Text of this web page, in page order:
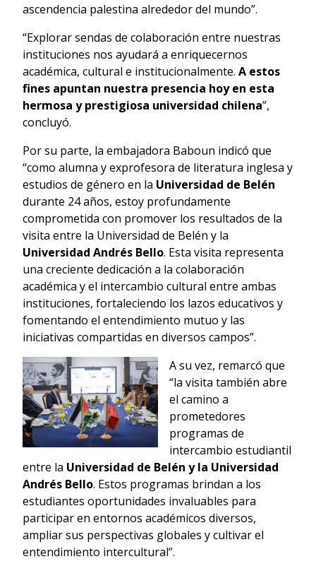
ascendencia palestina alrededor del mundo”.
“Explorar sendas de colaboración entre nuestras
instituciones nos ayudará a enriquecernos
académica, cultural e institucionalmente. A estos
fines apuntan nuestra presencia hoy en esta
hermosa y prestigiosa universidad chilena”,
concluyó.
Por su parte, la embajadora Baboun indicó que
“como alumna y exprofesora de literatura inglesa y
estudios de género en la Universidad de Belén
durante 24 años, estoy profundamente
comprometida con promover los resultados de la
visita entre la Universidad de Belén y la
Universidad Andrés Bello. Esta visita representa
una creciente dedicación a la colaboración
académica y el intercambio cultural entre ambas
instituciones, fortaleciendo los lazos educativos y
fomentando el entendimiento mutuo y las
iniciativas compartidas en diversos campos”.
A su vez, remarcó que
“la visita también abre
el camino a
prometedores
programas de
intercambio estudiantil
entre la Universidad de Belén y la Universidad
Andrés Bello. Estos programas brindan a los
estudiantes oportunidades invaluables para
participar en entornos académicos diversos,
ampliar sus perspectivas globales y cultivar el
entendimiento intercultural”.